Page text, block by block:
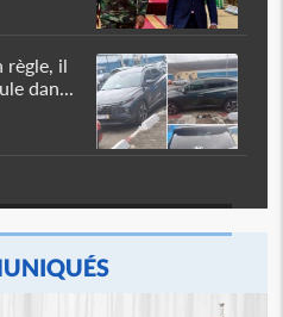
règle, il
dan...